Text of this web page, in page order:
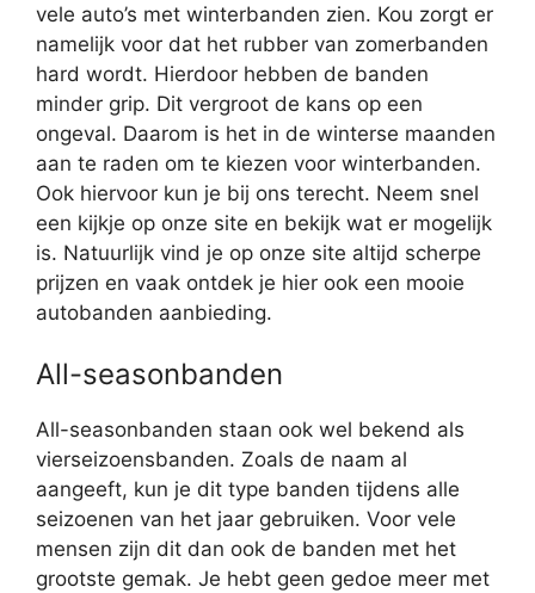
vele auto’s met winterbanden zien. Kou zorgt er
namelijk voor dat het rubber van zomerbanden
hard wordt. Hierdoor hebben de banden
minder grip. Dit vergroot de kans op een
ongeval. Daarom is het in de winterse maanden
aan te raden om te kiezen voor winterbanden.
Ook hiervoor kun je bij ons terecht. Neem snel
een kijkje op onze site en bekijk wat er mogelijk
is. Natuurlijk vind je op onze site altijd scherpe
prijzen en vaak ontdek je hier ook een mooie
autobanden aanbieding.
All-seasonbanden
All-seasonbanden staan ook wel bekend als
vierseizoensbanden. Zoals de naam al
aangeeft, kun je dit type banden tijdens alle
seizoenen van het jaar gebruiken. Voor vele
mensen zijn dit dan ook de banden met het
grootste gemak. Je hebt geen gedoe meer met